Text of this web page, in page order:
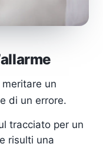
meritare un
di un errore.
tracciato per un
risulti una